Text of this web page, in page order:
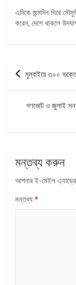
এদিকে জন্মদিন ঘিরে
করেন, দেশে থাকলে
পোস্ট
ন্যাভিগেশন
মুম্বাইয়ে ৩০০
গণভোট ও জুলাই সনদ
মন্তব্য করুন
আপনার ই-মেইল
মন্তব্য *